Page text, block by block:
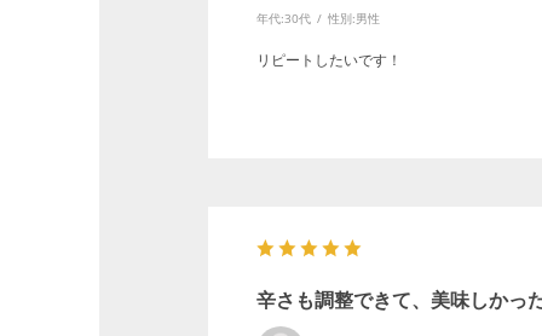
年代:30代 性別:男性
リピートしたいです！
辛さも調整できて、美味しかっ